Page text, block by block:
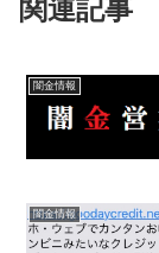
関連記事
闇金情報
闇金情報